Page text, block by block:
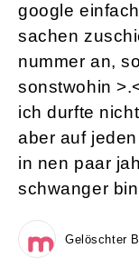
google
sachen
nummer an,
sonstwohin
ich durfte
aber auf
in nen paar
schwanger bin
Gelöschter